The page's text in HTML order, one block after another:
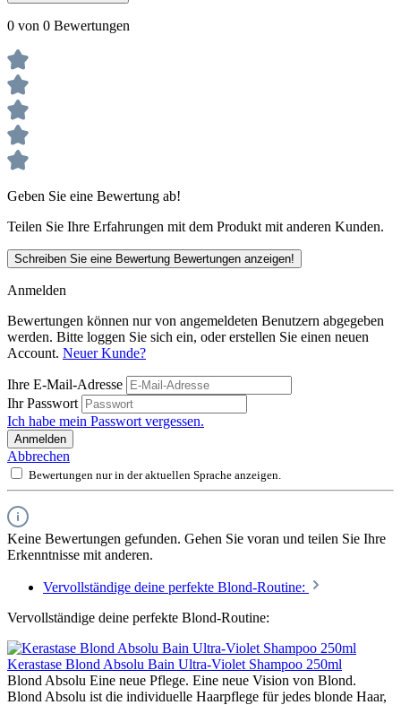
0 von 0 Bewertungen
Geben Sie eine Bewertung ab!
Teilen Sie Ihre Erfahrungen mit dem Produkt mit anderen Kunden.
Schreiben Sie eine Bewertung Bewertungen anzeigen!
Anmelden
Bewertungen können nur von angemeldeten Benutzern abgegeben
werden. Bitte loggen Sie sich ein, oder erstellen Sie einen neuen
Account. Neuer Kunde?
Ihre E-Mail-Adresse
Ihr Passwort
Ich habe mein Passwort vergessen.
Anmelden
Abbrechen
Bewertungen nur in der aktuellen Sprache anzeigen.
Keine Bewertungen gefunden. Gehen Sie voran und teilen Sie Ihre
Erkenntnisse mit anderen.
Vervollständige deine perfekte Blond-Routine:
Vervollständige deine perfekte Blond-Routine:
Kerastase Blond Absolu Bain Ultra-Violet Shampoo 250ml
Blond Absolu Eine neue Pflege. Eine neue Vision von Blond.
Blond Absolu ist die individuelle Haarpflege für jedes blonde Haar,